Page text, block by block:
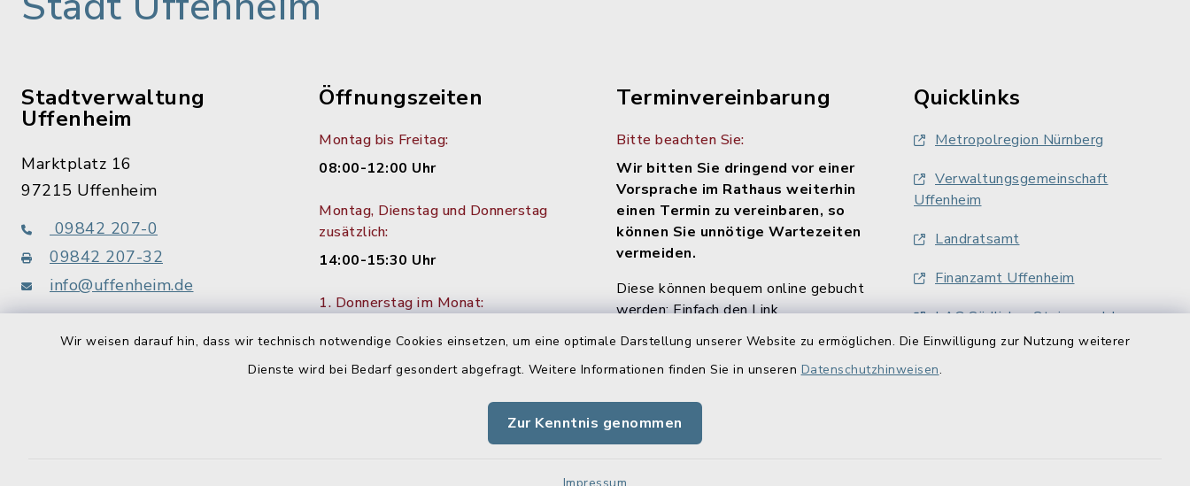
Wir weisen darauf hin, dass wir technisch notwendige Cookies einsetzen, um eine optimale Darstellung unserer Website zu ermöglichen. Die Einwilligung zur Nutzung weiterer
Dienste wird bei Bedarf gesondert abgefragt. Weitere Informationen finden Sie in unseren Datenschutzhinweisen.
Zur Kenntnis genommen
Stadtverwaltung
Uffenheim
Marktplatz 16
97215 Uffenheim
09842 207-0
09842 207-32
info@uffenheim.de
Touristinformation
Öffnungszeiten
Montag bis Freitag:
08:00-12:00 Uhr
Montag, Dienstag und Donnerstag
zusätzlich:
14:00-15:30 Uhr
1. Donnerstag im Monat:
Terminvereinbarung
Bitte beachten Sie:
Wir bitten Sie dringend vor einer
Vorsprache im Rathaus weiterhin
einen Termin zu vereinbaren, so
können Sie unnötige Wartezeiten
vermeiden.
Diese können bequem online gebucht
werden: Einfach den Link
oder den untenstehenden
QR-Code am Ende der Seite nutzen.
Quicklinks
Metropolregion Nürnberg
Verwaltungsgemeinschaft
Uffenheim
Landratsamt
Finanzamt Uffenheim
LAG Südlicher Steigerwald